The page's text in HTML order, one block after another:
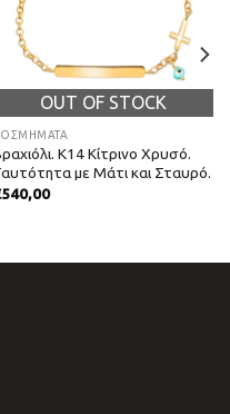
OUT OF STOCK
Κ14 Κίτρινο Χρυσό.
με Μάτι και Σταυρό.
540,00